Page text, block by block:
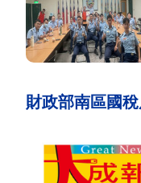
財政部南區國